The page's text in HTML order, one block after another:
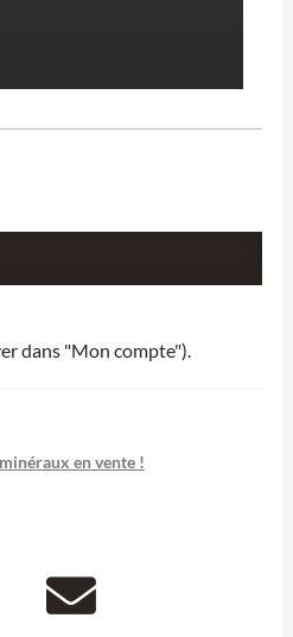
dans "Mon compte").
en vente !